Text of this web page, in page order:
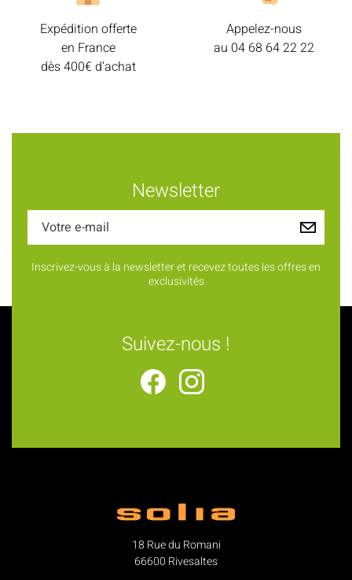
Expédition offerte
en France
dès 400€ d’achat
Appelez-nous
au 04 68 64 22 22
Newsletter
Inscrivez-vous à la newsletter et recevez toutes les offres en
exclusivités
Suivez-nous !
18 Rue du Romani
66600 Rivesaltes